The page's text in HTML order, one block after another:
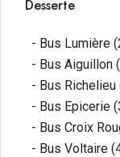
Desserte
- Bus Lumière
- Bus Aiguillon
- Bus
- Bus Epicerie
- Bus Croix
- Bus Voltaire